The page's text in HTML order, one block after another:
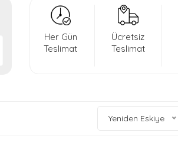
Her Gün
Teslimat
Ücretsiz
Teslimat
Yeniden Eskiye